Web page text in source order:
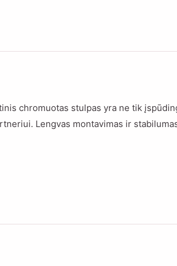
chromuotas stulpas yra ne tik
Lengvas montavimas ir